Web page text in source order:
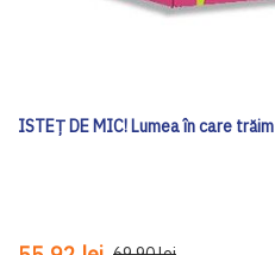
ISTEȚ DE MIC! Lumea în care trăim